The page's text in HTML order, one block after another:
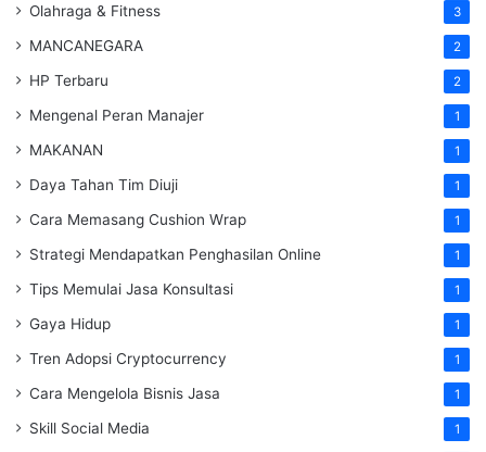
Olahraga & Fitness 3
MANCANEGARA 2
HP Terbaru 2
Mengenal Peran Manajer 1
MAKANAN 1
Daya Tahan Tim Diuji 1
Cara Memasang Cushion Wrap 1
Strategi Mendapatkan Penghasilan Online 1
Tips Memulai Jasa Konsultasi 1
Gaya Hidup 1
Tren Adopsi Cryptocurrency 1
Cara Mengelola Bisnis Jasa 1
Skill Social Media 1